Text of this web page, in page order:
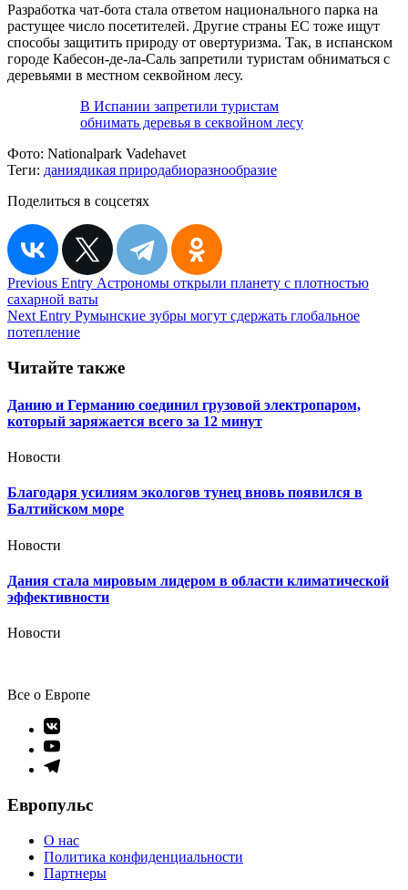
Разработка чат-бота стала ответом национального парка на
растущее число посетителей. Другие страны ЕС тоже ищут
способы защитить природу от овертуризма. Так, в испанском
городе Кабесон-де-ла-Саль запретили туристам обниматься с
деревьями в местном секвойном лесу.
В Испании запретили туристам
обнимать деревья в секвойном лесу
Фото: Nationalpark Vadehavet
Теги: даниядикая природабиоразнообразие
Поделиться в соцсетях
Навигация
по
записям
Previous Entry Астрономы открыли планету с плотностью
сахарной ваты
Next Entry Румынские зубры могут сдержать глобальное
потепление
Читайте также
Данию и Германию соединил грузовой электропаром,
который заряжается всего за 12 минут
Новости
Благодаря усилиям экологов тунец вновь появился в
Балтийском море
Новости
Дания стала мировым лидером в области климатической
эффективности
Новости
Все о Европе
Элемент
меню
Элемент
меню
Элемент
Европульс
О нас
Политика конфиденциальности
Партнеры